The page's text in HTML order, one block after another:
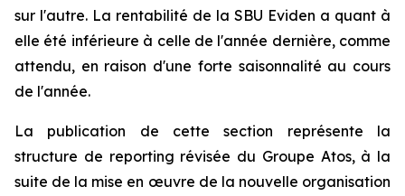
sur l'autre. La rentabilité de la SBU Eviden a quant à
elle été inférieure à celle de l'année dernière, comme
attendu, en raison d'une forte saisonnalité au cours
de l'année.
La publication de cette section représente la
structure de reporting révisée du Groupe Atos, à la
suite de la mise en œuvre de la nouvelle organisation